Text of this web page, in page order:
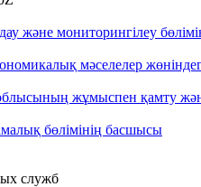
және мониторингілеу
мәселелер
жұмыспен қамту және
бөлімінің басшысы
служб